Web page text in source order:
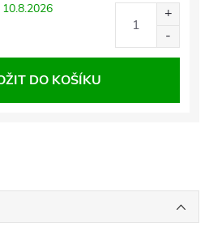
10.8.2026
DO KOŠÍKU